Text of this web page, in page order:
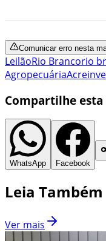
Comunicar erro nesta
LeilãoRio Brancorio
AgropecuáriaAcre
Compartilhe
WhatsApp Facebook
Leia Também
Ver mais